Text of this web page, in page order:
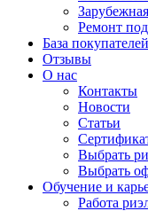
Ремонт
База покупателей
Отзывы
О нас
Контакты
Новости
Статьи
Выбрать
Выбрать
Обучение и
Работа